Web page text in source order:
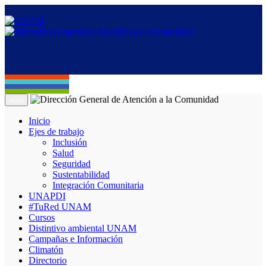
Inicio
Ejes de trabajo
Inclusión
Salud
Seguridad
Sustentabilidad
Integración Comunitaria
UNAPDI
#TuRed UNAM
Cursos
Distintivo ambiental UNAM
Campañas e Información
Climatón
Directorio